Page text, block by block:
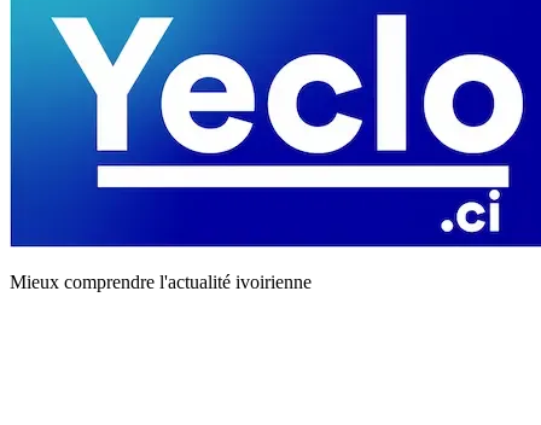
Mieux comprendre l'actualité ivoirienne